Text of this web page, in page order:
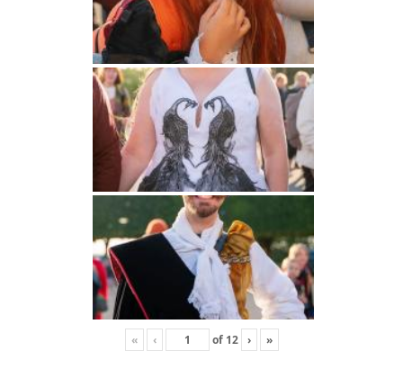
« ‹ of 12 › »